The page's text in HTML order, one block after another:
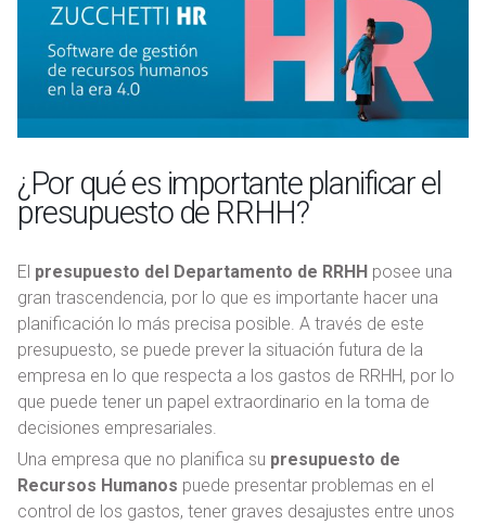
¿Por qué es importante planificar el
presupuesto de RRHH?
El presupuesto del Departamento de RRHH posee una
gran trascendencia, por lo que es importante hacer una
planificación lo más precisa posible. A través de este
presupuesto, se puede prever la situación futura de la
empresa en lo que respecta a los gastos de RRHH, por lo
que puede tener un papel extraordinario en la toma de
decisiones empresariales.
Una empresa que no planifica su presupuesto de
Recursos Humanos puede presentar problemas en el
control de los gastos, tener graves desajustes entre unos